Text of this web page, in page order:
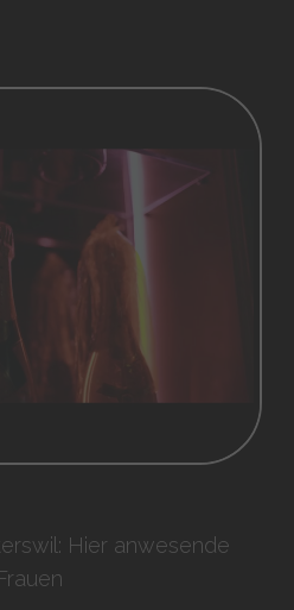
Hier anwesende